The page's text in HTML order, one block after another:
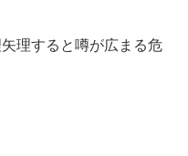
理すると噂が広まる危